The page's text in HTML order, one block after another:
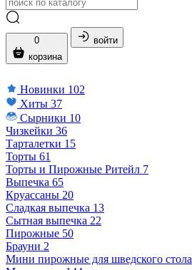
0
корзина
войти
Новинки 102
Хиты 37
Сырники 10
Чизкейки 36
Тарталетки 15
Торты 61
Торты и Пирожные Ритейл 7
Выпечка 65
Круассаны 20
Сладкая выпечка 13
Сытная выпечка 22
Пирожные 50
Брауни 2
Мини пирожные для шведского стола